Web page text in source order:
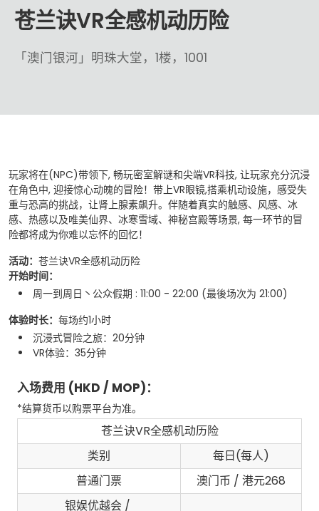
苍兰诀VR全感机动历险
「澳门银河」明珠大堂，1楼，1001
玩家将在(NPC)带领下, 畅玩密室解谜和尖端VR科技, 让玩家充分沉浸
在角色中, 迎接惊心动魄的冒险！带上VR眼镜,搭乘机动设施，感受失
重与恐高的挑战，让肾上腺素飙升。伴随着真实的触感、风感、冰
感、热感以及唯美仙界、冰寒雪域、神秘宫殿等场景, 每一环节的冒
险都将成为你难以忘怀的回忆！
活动： 苍兰诀VR全感机动历险
开始时间：
周一到周日丶公众假期 : 11:00 - 22:00 (最後场次为 21:00)
体验时长： 每场约1小时
沉浸式冒险之旅：20分钟
VR体验：35分钟
入场费用 (HKD / MOP)：
*结算货币以购票平台为准。
苍兰诀VR全感机动历险
类别
每日(每人)
普通门票
澳门币 / 港元268
银娱优越会 /